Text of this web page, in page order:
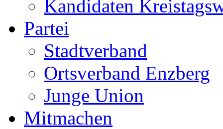
Kandidaten
Partei
Stadtverband
Ortsverband Enzberg
Junge Union
Mitmachen